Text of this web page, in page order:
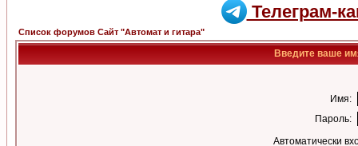
Телеграм-
Список форумов Сайт "Автомат и гитара"
Введите ваше
Имя:
Пароль:
Автоматически